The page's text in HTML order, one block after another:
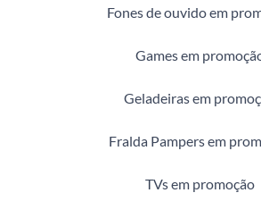
Fones de ouvido em
Games em
Geladeiras em
Fralda Pampers em
TVs em promoção